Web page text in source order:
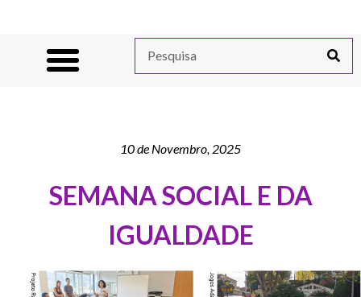
10 de Novembro, 2025
SEMANA SOCIAL E DA
IGUALDADE